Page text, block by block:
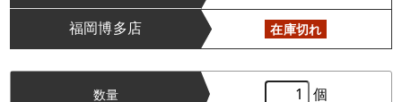
福岡博多店 在庫切れ
数量 個